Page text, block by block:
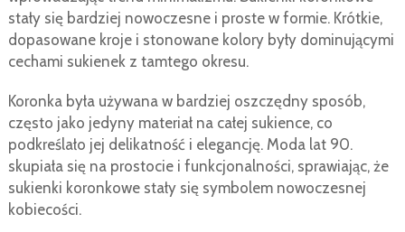
stały się bardziej nowoczesne i proste w formie. Krótkie,
dopasowane kroje i stonowane kolory były dominującymi
cechami sukienek z tamtego okresu.
Koronka była używana w bardziej oszczędny sposób,
często jako jedyny materiał na całej sukience, co
podkreślało jej delikatność i elegancję. Moda lat 90.
skupiała się na prostocie i funkcjonalności, sprawiając, że
sukienki koronkowe stały się symbolem nowoczesnej
kobiecości.